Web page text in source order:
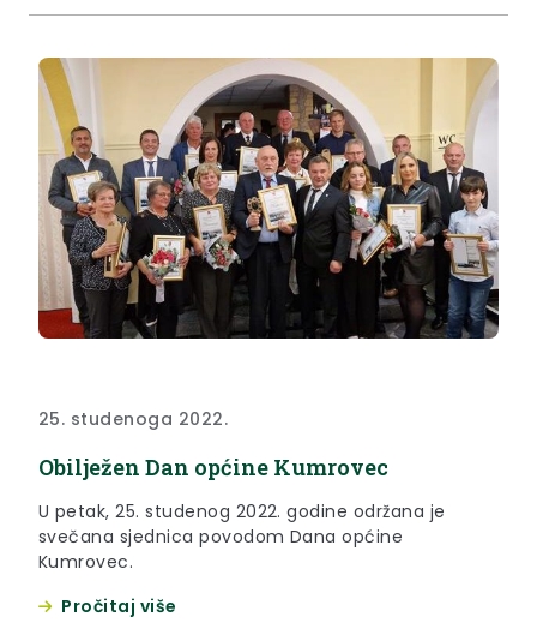
25. studenoga 2022.
Obilježen Dan općine Kumrovec
U petak, 25. studenog 2022. godine održana je
svečana sjednica povodom Dana općine
Kumrovec.
Pročitaj više